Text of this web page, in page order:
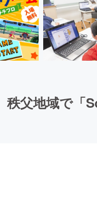
秩父地域で「